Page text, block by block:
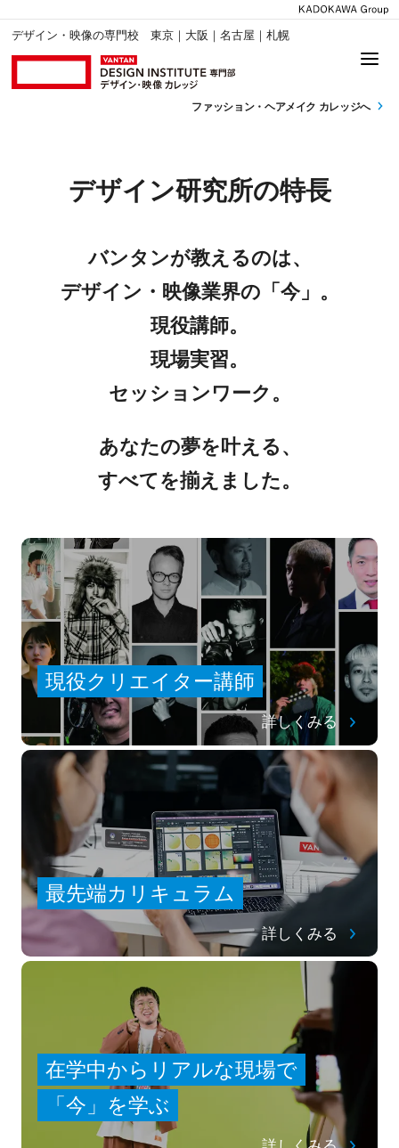
デザイン・映像の専門校 東京｜大阪｜名古屋｜札幌
ファッション・ ヘアメイク カレッジへ
デザイン研究所の特長
バンタンが教えるのは、
デザイン・映像業界の「今」。
現役講師。
現場実習。
セッションワーク。
あなたの夢を叶える、
すべてを揃えました。
現役クリエイター講師
詳しくみる
最先端カリキュラム
詳しくみる
在学中からリアルな現場で
「今」を学ぶ